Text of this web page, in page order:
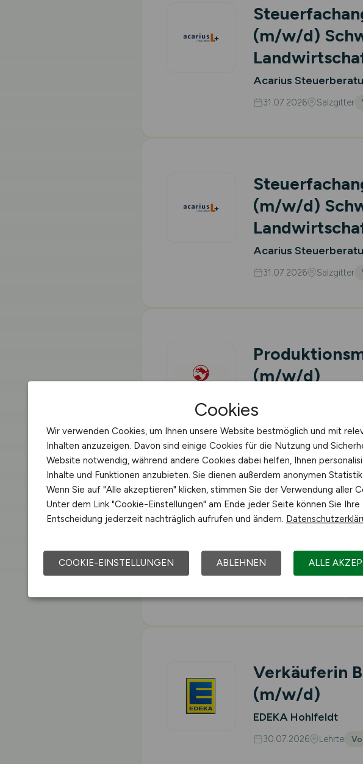
(m/w/d)
Acarius
31.07.2026 Salzgitter
(m/w/d)
Acarius
31.07.2026 Salzgitter
(m/w/d)
30.07.2026
Verkäuferin
(m/w/d)
EDEKA Hohlfeldt
Verkäuferin
(m/w/d)
EDEKA Hohlfeldt
30.07.2026 Lehrte
Cookies
Wir verwenden Cookies, um Ihnen unsere Website bestmöglich und mit
Inhalten anzuzeigen. Davon sind einige Cookies für die Nutzung und
Website notwendig, während andere Cookies dabei helfen, Ihnen
Inhalte und Funktionen anzubieten. Sie dienen außerdem anonymen
Wenn Sie auf "Alle akzeptieren" klicken, stimmen Sie der Verwendung aller
Unter dem Link "Cookie-Einstellungen" am Ende jeder Seite können Sie Ihre
Entscheidung jederzeit nachträglich aufrufen und ändern.
COOKIE-EINSTELLUNGEN ABLEHNEN ALLE